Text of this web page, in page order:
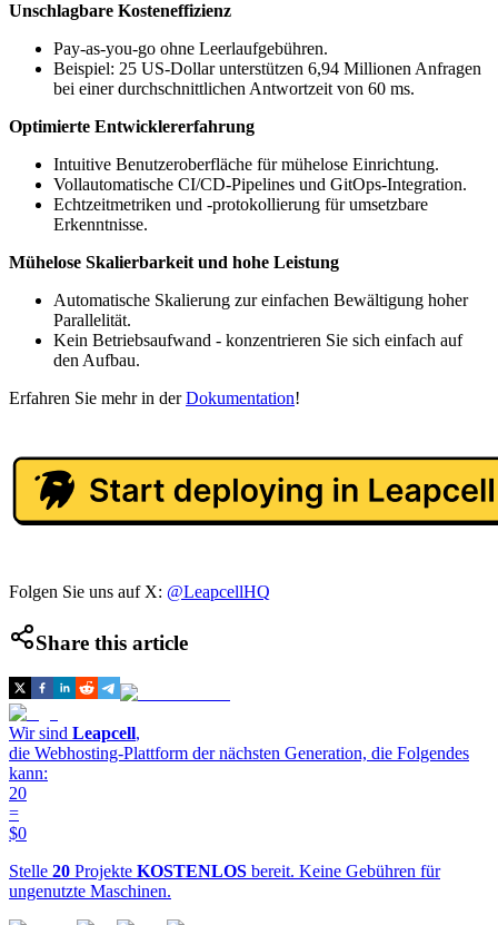
Unschlagbare Kosteneffizienz
Pay-as-you-go ohne Leerlaufgebühren.
Beispiel: 25 US-Dollar unterstützen 6,94 Millionen Anfragen
bei einer durchschnittlichen Antwortzeit von 60 ms.
Optimierte Entwicklererfahrung
Intuitive Benutzeroberfläche für mühelose Einrichtung.
Vollautomatische CI/CD-Pipelines und GitOps-Integration.
Echtzeitmetriken und -protokollierung für umsetzbare
Erkenntnisse.
Mühelose Skalierbarkeit und hohe Leistung
Automatische Skalierung zur einfachen Bewältigung hoher
Parallelität.
Kein Betriebsaufwand - konzentrieren Sie sich einfach auf
den Aufbau.
Erfahren Sie mehr in derDokumentation!
Folgen Sie uns auf X: @LeapcellHQ
Share this article
Wir sind Leapcell,
die Webhosting-Plattform der nächsten Generation, die Folgendes
kann:
20
=
$0
Stelle 20 Projekte KOSTENLOS bereit. Keine Gebühren für
ungenutzte Maschinen.